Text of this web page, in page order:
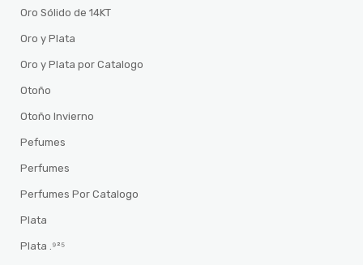
Oro Sólido de 14KT
Oro y Plata
Oro y Plata por Catalogo
Otoño
Otoño Invierno
Pefumes
Perfumes
Perfumes Por Catalogo
Plata
Plata .⁹²⁵